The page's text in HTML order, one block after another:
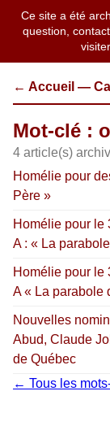
Ce site a été
question,
visiter
← Accueil —
Mot-clé :
4 article(s)
Homélie pour
Père »
Homélie pour le
A : « La
Homélie pour le
A « La parabole
Nouvelles
Abud, Claude
de Québec
← Tous les